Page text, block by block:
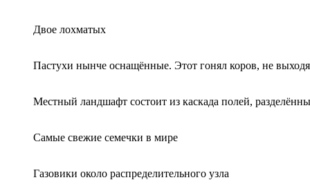
Двое лохматых
Пастухи нынче оснащённые. Этот гонял коров, не
Местный ландшафт состоит из каскада полей,
Самые свежие семечки в мире
Газовики около распределительного узла